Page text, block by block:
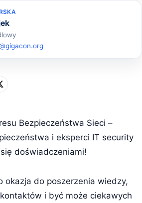
Bezpieczeństwa Sieci –
i eksperci IT security
doświadczeniami!
okazja do poszerzenia wiedzy,
i być może ciekawych